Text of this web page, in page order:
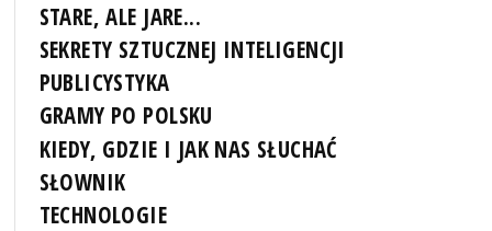
STARE, ALE JARE...
SEKRETY SZTUCZNEJ INTELIGENCJI
PUBLICYSTYKA
GRAMY PO POLSKU
KIEDY, GDZIE I JAK NAS SŁUCHAĆ
SŁOWNIK
TECHNOLOGIE